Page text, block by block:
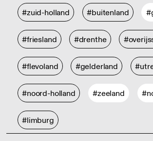
#zuid-holland #buitenland
#friesland #drenthe
#flevoland #gelderland
#noord-holland #zeeland
#limburg